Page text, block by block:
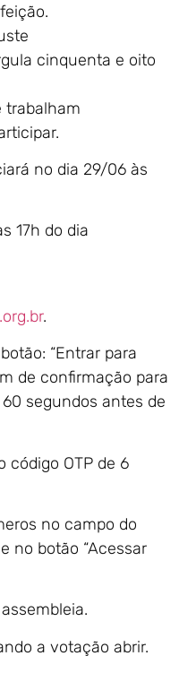
cinquenta e oito
trabalham
no dia 29/06 às
17h do dia
.
“Entrar para
de confirmação para
segundos antes de
código OTP de 6
no campo do
no botão “Acessar
a votação abrir.